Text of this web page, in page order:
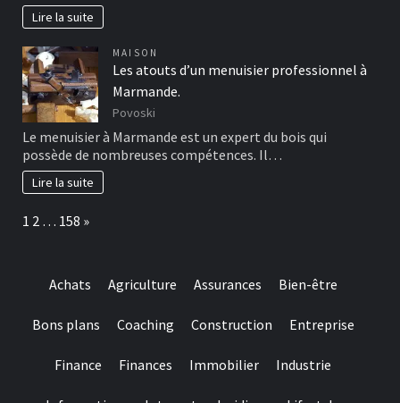
Lire la suite
MAISON
Les atouts d’un menuisier professionnel à
Marmande.
Povoski
Le menuisier à Marmande est un expert du bois qui
possède de nombreuses compétences. Il…
Lire la suite
Page:
1 2 … 158 Next
»
Achats Agriculture Assurances Bien-être
Bons plans Coaching Construction Entreprise
Finance Finances Immobilier Industrie